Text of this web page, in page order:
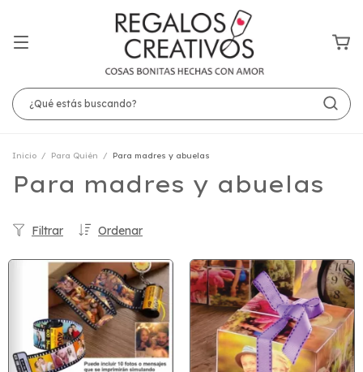
Inicio / Para Quién / Para madres y abuelas
Para madres y abuelas
Ordenar
Filtrar